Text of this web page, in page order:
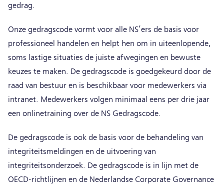
gedrag.
Onze gedragscode vormt voor alle NS’ers de basis voor
professioneel handelen en helpt hen om in uiteenlopende,
soms lastige situaties de juiste afwegingen en bewuste
keuzes te maken. De gedragscode is goedgekeurd door de
raad van bestuur en is beschikbaar voor medewerkers via
intranet. Medewerkers volgen minimaal eens per drie jaar
een onlinetraining over de NS Gedragscode.
De gedragscode is ook de basis voor de behandeling van
integriteitsmeldingen en de uitvoering van
integriteitsonderzoek. De gedragscode is in lijn met de
OECD-richtlijnen en de Nederlandse Corporate Governance